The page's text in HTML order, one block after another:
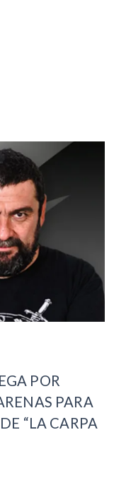
POR
PARA
“LA CARPA